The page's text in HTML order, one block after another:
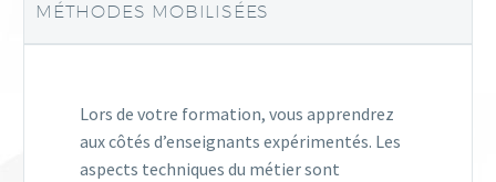
MÉTHODES MOBILISÉES
Lors de votre formation, vous apprendrez
aux côtés d’enseignants expérimentés. Les
aspects techniques du métier sont